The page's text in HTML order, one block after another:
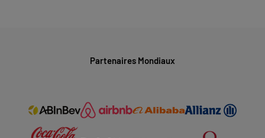
Partenaires Mondiaux